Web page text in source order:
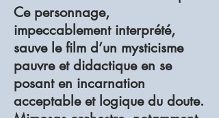
Ce personnage,
impeccablement interprété,
sauve le film d’un mysticisme
pauvre et didactique en se
posant en incarnation
acceptable et logique du doute.